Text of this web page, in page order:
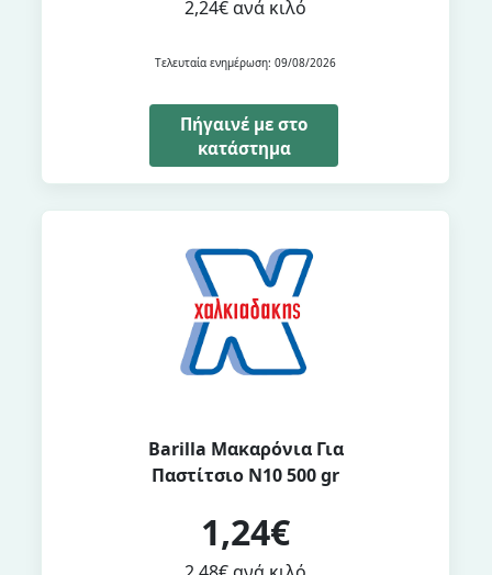
2,24€ ανά κιλό
Τελευταία ενημέρωση: 09/08/2026
Πήγαινέ με στο
κατάστημα
Barilla Μακαρόνια Για
Παστίτσιο Ν10 500 gr
1,24€